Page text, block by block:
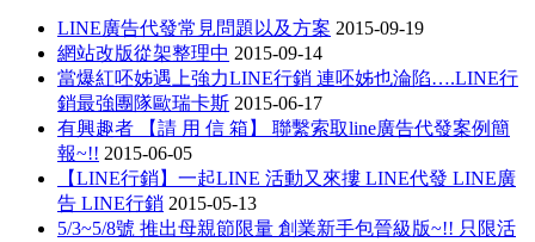
LINE廣告代發常見問題以及方案 2015-09-19
網站改版從架整理中 2015-09-14
當爆紅呸姊遇上強力LINE行銷 連呸姊也淪陷….LINE行
銷最強團隊歐瑞卡斯 2015-06-17
有興趣者 【請 用 信 箱】 聯繫索取line廣告代發案例簡
報~!! 2015-06-05
【LINE行銷】一起LINE 活動又來摟 LINE代發 LINE廣
告 LINE行銷 2015-05-13
5/3~5/8號 推出母親節限量 創業新手包晉級版~!! 只限活